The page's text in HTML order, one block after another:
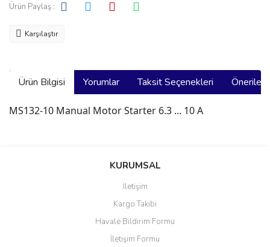
Ürün Paylaş :
Karşılaştır
Ürün Bilgisi Yorumlar Taksit Seçenekleri
MS132-10 Manual Motor Starter 6.3 ... 10 A
Bu ürüne ilk yorumu siz yapın!
Ürün resmi kalitesiz, bozuk veya görüntülenemiyor.
Ürün açıklamasında eksik bilgiler bulunuyor.
Ürün bilgilerinde hatalar bulunuyor.
KURUMSAL
İletişim
Kargo Takibi
Havale Bildirim Formu
İletişim Formu